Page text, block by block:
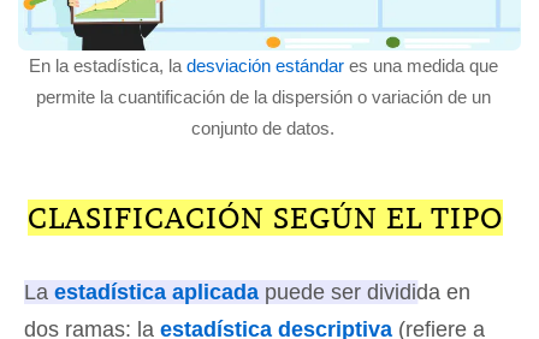
En la estadística, la desviación estándares una medida que
permite la cuantificación de la dispersión o variación de un
conjunto de datos.
CLASIFICACIÓN SEGÚN EL TIPO
La estadística aplicada puede ser dividida en
dos ramas: la estadística descriptiva (refiere a